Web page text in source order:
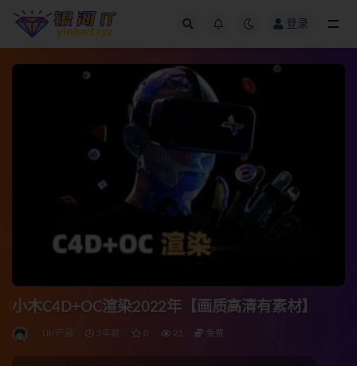
登录
小木C4D+OC渲染2022年【画质高清有素材】
UI/产品 3年前 0 23 免费